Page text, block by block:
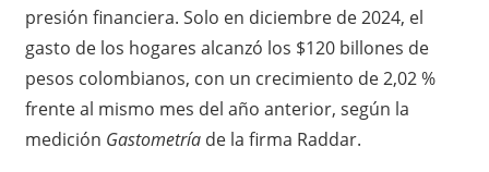
presión financiera. Solo en diciembre de 2024, el
gasto de los hogares alcanzó los $120 billones de
pesos colombianos, con un crecimiento de 2,02 %
frente al mismo mes del año anterior, según la
medición Gastometríade la firma Raddar.